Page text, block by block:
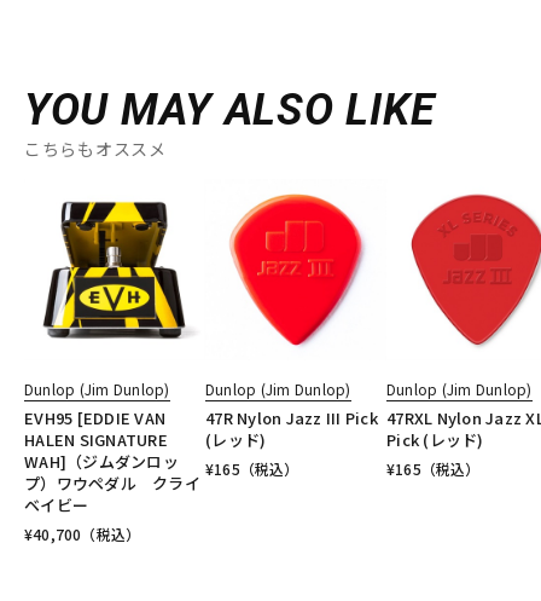
YOU MAY ALSO LIKE
こちらもオススメ
Dunlop (Jim Dunlop)
EVH95 [EDDIE VAN
HALEN SIGNATURE
WAH]（ジムダンロッ
プ）ワウペダル クライ
ベイビー
¥40,700 （税込）
Dunlop (Jim Dunlop)
47R Nylon Jazz III Pick
(レッド)
¥165 （税込）
Dunlop (Jim Dunlop)
47RXL Nylon Jazz
Pick (レッド)
¥165 （税込）